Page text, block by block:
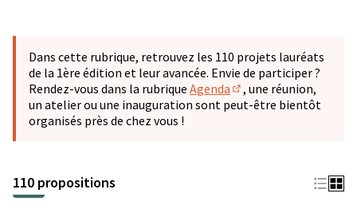
−
Dans cette rubrique, retrouvez les 110 projets lauréats
de la 1ère édition et leur avancée. Envie de participer ?
Rendez-vous dans la rubrique Agenda
(S'ouvre dans un
, une réunion,
un atelier ou une inauguration sont peut-être bientôt
organisés près de chez vous !
110 propositions